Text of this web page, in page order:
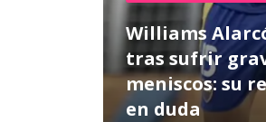
Williams
tras sufrir
meniscos: su
en duda